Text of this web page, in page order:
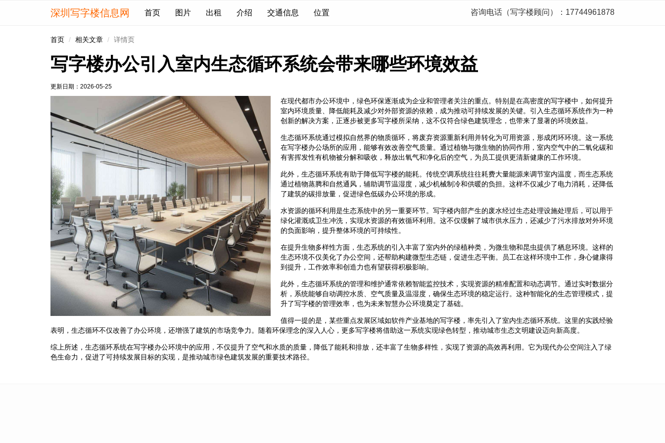
深圳写字楼信息网 首页 图片 出租 介绍 交通信息 位置 咨询电话（写字楼顾问）：17744961878
首页 相关文章 详情页
写字楼办公引入室内生态循环系统会带来哪些环境效益
更新日期： 2026-05-25
在现代都市办公环境中，绿色环保逐渐成为企业和管理者关注的重点。特别是在高密度的写字楼中，如何提升
室内环境质量、降低能耗及减少对外部资源的依赖，成为推动可持续发展的关键。引入生态循环系统作为一种
创新的解决方案，正逐步被更多写字楼所采纳，这不仅符合绿色建筑理念，也带来了显著的环境效益。
生态循环系统通过模拟自然界的物质循环，将废弃资源重新利用并转化为可用资源，形成闭环环境。这一系统
在写字楼办公场所的应用，能够有效改善空气质量。通过植物与微生物的协同作用，室内空气中的二氧化碳和
有害挥发性有机物被分解和吸收，释放出氧气和净化后的空气，为员工提供更清新健康的工作环境。
此外，生态循环系统有助于降低写字楼的能耗。传统空调系统往往耗费大量能源来调节室内温度，而生态系统
通过植物蒸腾和自然通风，辅助调节温湿度，减少机械制冷和供暖的负担。这样不仅减少了电力消耗，还降低
了建筑的碳排放量，促进绿色低碳办公环境的形成。
水资源的循环利用是生态系统中的另一重要环节。写字楼内部产生的废水经过生态处理设施处理后，可以用于
绿化灌溉或卫生冲洗，实现水资源的有效循环利用。这不仅缓解了城市供水压力，还减少了污水排放对外环境
的负面影响，提升整体环境的可持续性。
在提升生物多样性方面，生态系统的引入丰富了室内外的绿植种类，为微生物和昆虫提供了栖息环境。这样的
生态环境不仅美化了办公空间，还帮助构建微型生态链，促进生态平衡。员工在这样环境中工作，身心健康得
到提升，工作效率和创造力也有望获得积极影响。
此外，生态循环系统的管理和维护通常依赖智能监控技术，实现资源的精准配置和动态调节。通过实时数据分
析，系统能够自动调控水质、空气质量及温湿度，确保生态环境的稳定运行。这种智能化的生态管理模式，提
升了写字楼的管理效率，也为未来智慧办公环境奠定了基础。
值得一提的是，某些重点发展区域如软件产业基地的写字楼，率先引入了室内生态循环系统。这里的实践经验
表明，生态循环不仅改善了办公环境，还增强了建筑的市场竞争力。随着环保理念的深入人心，更多写字楼将借助这一系统实现绿色转型，推动城市生态文明建设迈向新高度。
综上所述，生态循环系统在写字楼办公环境中的应用，不仅提升了空气和水质的质量，降低了能耗和排放，还丰富了生物多样性，实现了资源的高效再利用。它为现代办公空间注入了绿
色生命力，促进了可持续发展目标的实现，是推动城市绿色建筑发展的重要技术路径。